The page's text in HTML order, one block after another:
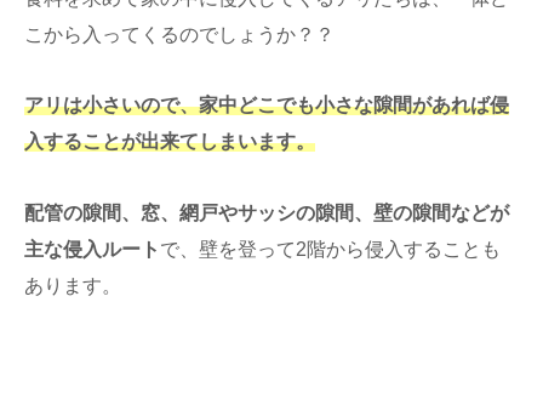
こから入ってくるのでしょうか？？
アリは小さいので、家中どこでも小さな隙間があれば侵
入することが出来てしまいます。
配管の隙間、窓、網戸やサッシの隙間、壁の隙間などが
主な侵入ルート で、壁を登って2階から侵入することも
あります。